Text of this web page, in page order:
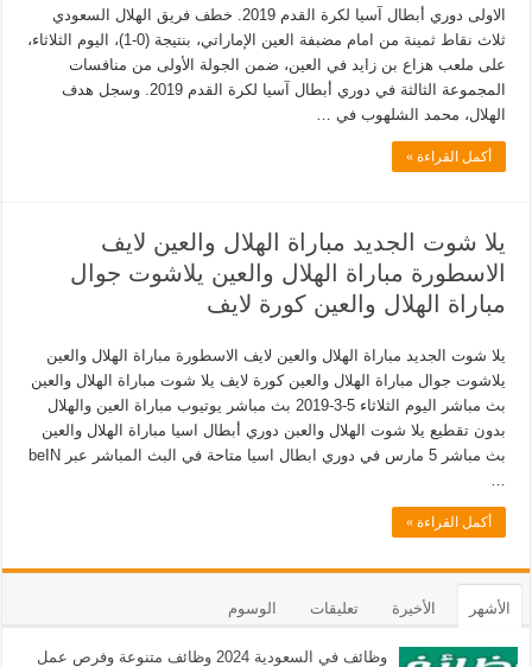
الاولى دوري أبطال آسيا لكرة القدم 2019. خطف فريق الهلال السعودي
ثلاث نقاط ثمينة من امام مضبفة العين الإماراتي، بنتيجة (0-1)، اليوم الثلاثاء،
على ملعب هزاع بن زايد في العين، ضمن الجولة الأولى من منافسات
المجموعة الثالثة في دوري أبطال آسيا لكرة القدم 2019. وسجل هدف
الهلال، محمد الشلهوب في …
أكمل القراءة »
يلا شوت الجديد مباراة الهلال والعين لايف
الاسطورة مباراة الهلال والعين يلاشوت جوال
مباراة الهلال والعين كورة لايف
يلا شوت الجديد مباراة الهلال والعين لايف الاسطورة مباراة الهلال والعين
يلاشوت جوال مباراة الهلال والعين كورة لايف يلا شوت مباراة الهلال والعين
بث مباشر اليوم الثلاثاء 5-3-2019 بث مباشر يوتيوب مباراة العين والهلال
بدون تقطيع يلا شوت الهلال والعبن دوري أبطال اسيا مباراة الهلال والعين
بث مباشر 5 مارس في دوري ابطال اسيا متاحة في البث المباشر عبر beIN
…
أكمل القراءة »
الأشهر الأخيرة تعليقات الوسوم
وظائف في السعودية 2024 وظائف متنوعة وفرص عمل